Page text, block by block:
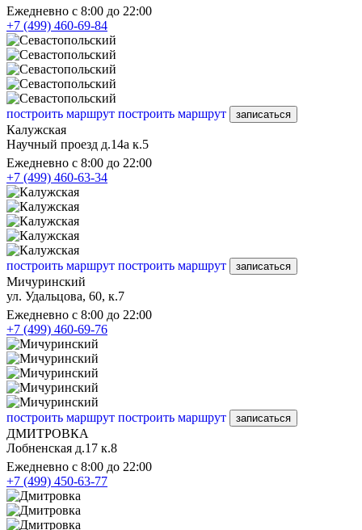
Ежедневно с 8:00 до 22:00
+7 (499) 460-69-84
построить маршрут построить маршрут записаться
Калужская
Научный проезд д.14а к.5
Ежедневно с 8:00 до 22:00
+7 (499) 460-63-34
построить маршрут построить маршрут записаться
Мичуринский
ул. Удальцова, 60, к.7
Ежедневно с 8:00 до 22:00
+7 (499) 460-69-76
построить маршрут построить маршрут записаться
ДМИТРОВКА
Лобненская д.17 к.8
Ежедневно с 8:00 до 22:00
+7 (499) 450-63-77